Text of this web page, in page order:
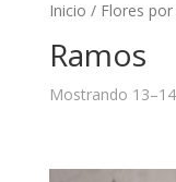
Inicio / Flores
Ramos
Mostrando